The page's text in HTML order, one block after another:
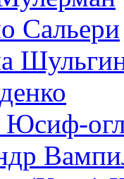
Сальери
Юсиф-